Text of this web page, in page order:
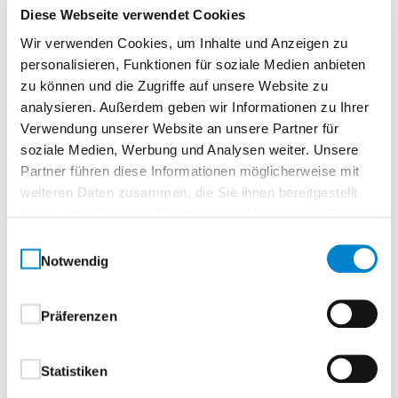
Diese Webseite verwendet Cookies
Wir verwenden Cookies, um Inhalte und Anzeigen zu
personalisieren, Funktionen für soziale Medien anbieten
zu können und die Zugriffe auf unsere Website zu
analysieren. Außerdem geben wir Informationen zu Ihrer
Verwendung unserer Website an unsere Partner für
soziale Medien, Werbung und Analysen weiter. Unsere
Partner führen diese Informationen möglicherweise mit
weiteren Daten zusammen, die Sie ihnen bereitgestellt
Notwendig
Präferenzen
Statistiken
Oberflächenbeschichtung
Ausführung mit beidseitiger hochwertiger Coil-
Coating-Beschichtung
außen hochwertige Struktur
Polyamidbeschichtung:
Standardfarben, in Anlehnung an RAL-
RAL 9007 Graualuminium
innen hochwertige Polyesterbeschichtung
Grauweiß, in Anlehnung an RAL 9002
Beschläge und Schließmittel